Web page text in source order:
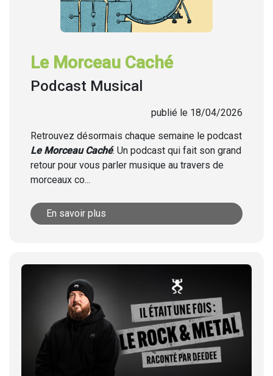
Le Morceau Caché
Podcast Musical
publié le 18/04/2026
Retrouvez désormais chaque semaine le podcast
Le Morceau Caché. Un podcast qui fait son grand
retour pour vous parler musique au travers de
morceaux co...
En savoir plus